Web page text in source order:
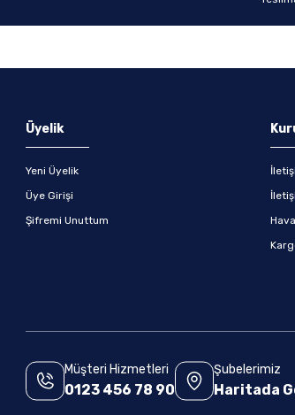
Üyelik
Yeni Üyelik
Üye Girişi
Şifremi Unuttum
Müşteri Hizmetleri
0123 456 78 90
Şubelerimiz
Haritada